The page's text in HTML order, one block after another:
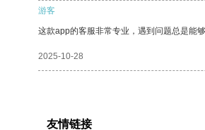
游客
这款app的客服非常专业，遇到问题总是能
2025-10-28
友情链接